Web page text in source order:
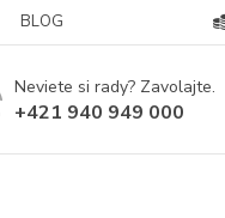
BLOG
Neviete si rady? Zavolajte.
+421 940 949 000